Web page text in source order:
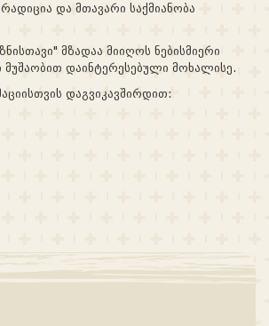
და მთავარი საქმიანობა
მზადაა მიიღოს ნებისმიერი
მუშაობით დაინტერესებული მოხალისე.
დაგვიკავშირდით: